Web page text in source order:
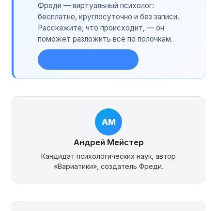
Фреди — виртуальный психолог:
бесплатно, круглосуточно и без записи.
Расскажите, что происходит, — он
поможет разложить всё по полочкам.
АМ
Андрей Мейстер
Кандидат психологических наук, автор
«Вариатики», создатель Фреди.